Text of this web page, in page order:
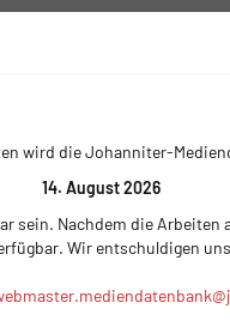
wird die Johanniter-
14. August 2026
sein. Nachdem die Arbeiten
Wir entschuldigen